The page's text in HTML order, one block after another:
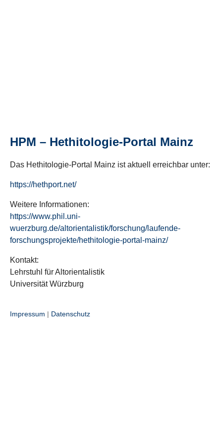
HPM – Hethitologie-Portal Mainz
Das Hethitologie-Portal Mainz ist aktuell erreichbar unter:
https://hethport.net/
Weitere Informationen:
https://www.phil.uni-
wuerzburg.de/altorientalistik/forschung/laufende-
forschungsprojekte/hethitologie-portal-mainz/
Kontakt:
Lehrstuhl für Altorientalistik
Universität Würzburg
Impressum | Datenschutz